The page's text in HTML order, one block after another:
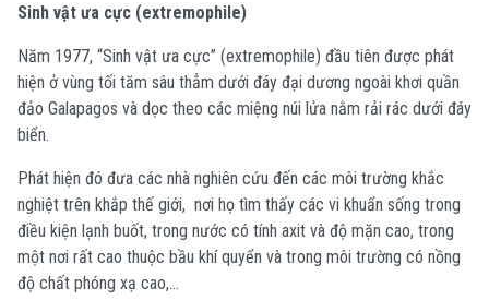
Sinh vật ưa cực (extremophile)
Năm 1977, “Sinh vật ưa cực” (extremophile) đầu tiên được phát
hiện ở vùng tối tăm sâu thẳm dưới đáy đại dương ngoài khơi quần
đảo Galapagos và dọc theo các miệng núi lửa nằm rải rác dưới đáy
biển.
Phát hiện đó đưa các nhà nghiên cứu đến các môi trường khắc
nghiệt trên khắp thế giới, nơi họ tìm thấy các vi khuẩn sống trong
điều kiện lạnh buốt, trong nước có tính axit và độ mặn cao, trong
một nơi rất cao thuộc bầu khí quyển và trong môi trường có nồng
độ chất phóng xạ cao,...